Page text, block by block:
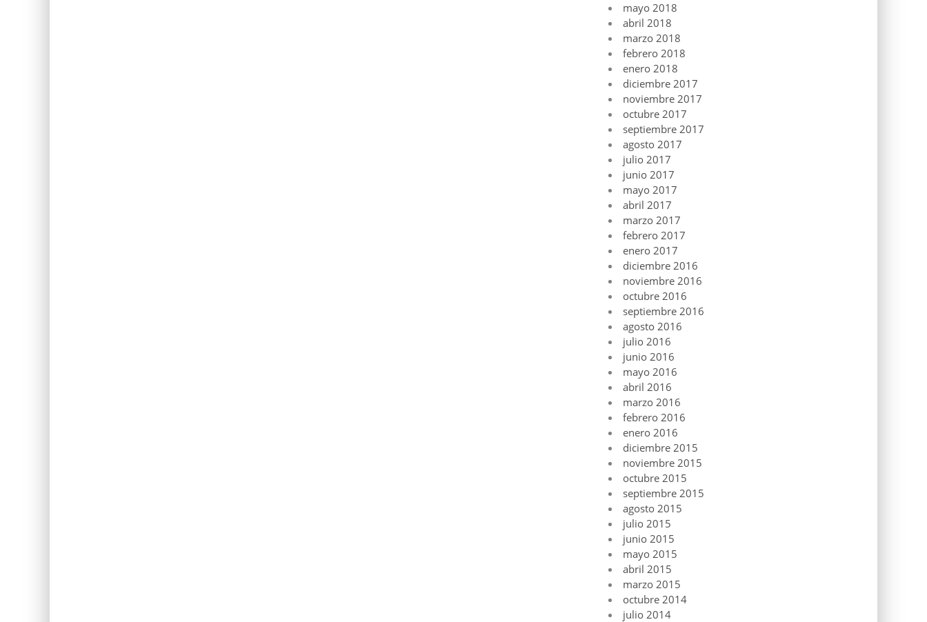
mayo 2018
abril 2018
marzo 2018
febrero 2018
enero 2018
diciembre 2017
noviembre 2017
octubre 2017
septiembre 2017
agosto 2017
julio 2017
junio 2017
mayo 2017
abril 2017
marzo 2017
febrero 2017
enero 2017
diciembre 2016
noviembre 2016
octubre 2016
septiembre 2016
agosto 2016
julio 2016
junio 2016
mayo 2016
abril 2016
marzo 2016
febrero 2016
enero 2016
diciembre 2015
noviembre 2015
octubre 2015
septiembre 2015
agosto 2015
julio 2015
junio 2015
mayo 2015
abril 2015
marzo 2015
octubre 2014
julio 2014